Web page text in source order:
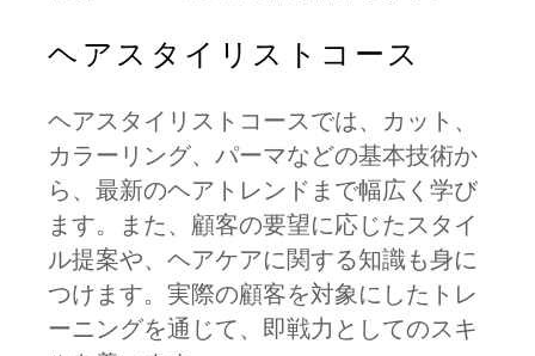
ヘアスタイリストコース
ヘアスタイリストコースでは、カット、
カラーリング、パーマなどの基本技術か
ら、最新のヘアトレンドまで幅広く学び
ます。また、顧客の要望に応じたスタイ
ル提案や、ヘアケアに関する知識も身に
つけます。実際の顧客を対象にしたトレ
ーニングを通じて、即戦力としてのスキ